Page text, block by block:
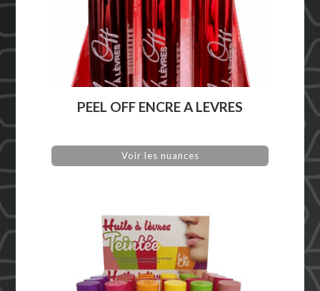
PEEL OFF ENCRE A LEVRES
Voir les nuances